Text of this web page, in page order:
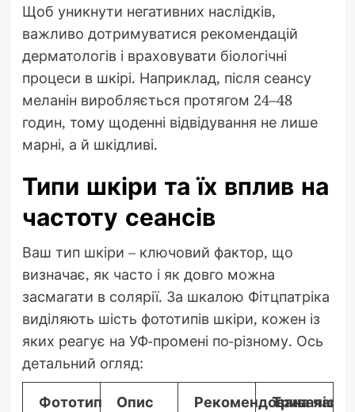
Щоб уникнути негативних наслідків,
важливо дотримуватися рекомендацій
дерматологів і враховувати біологічні
процеси в шкірі. Наприклад, після сеансу
меланін виробляється протягом 24–48
годин, тому щоденні відвідування не лише
марні, а й шкідливі.
Типи шкіри та їх вплив на
частоту сеансів
Ваш тип шкіри – ключовий фактор, що
визначає, як часто і як довго можна
засмагати в солярії. За шкалою Фітцпатріка
виділяють шість фототипів шкіри, кожен із
яких реагує на УФ-промені по-різному. Ось
детальний огляд:
Фототип Опис Рекомендована